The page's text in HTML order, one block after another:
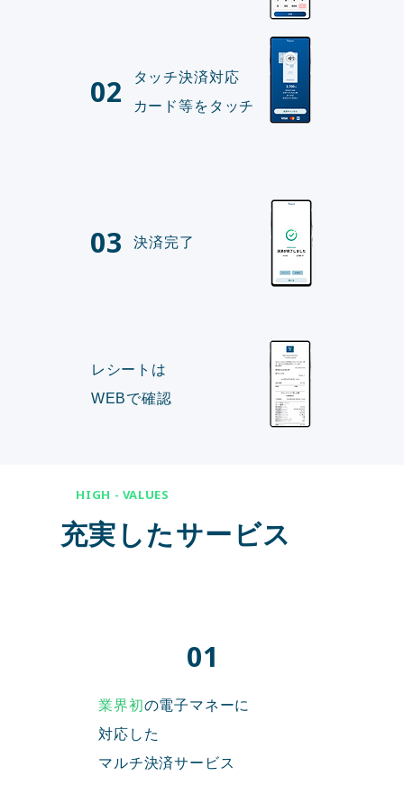
02
タッチ決済対応
カード等をタッチ
03 決済完了
レシートは
WEBで確認
HIGH - VALUES
充実したサービス
01
業界初の電子マネーに
対応した
マルチ決済サービス